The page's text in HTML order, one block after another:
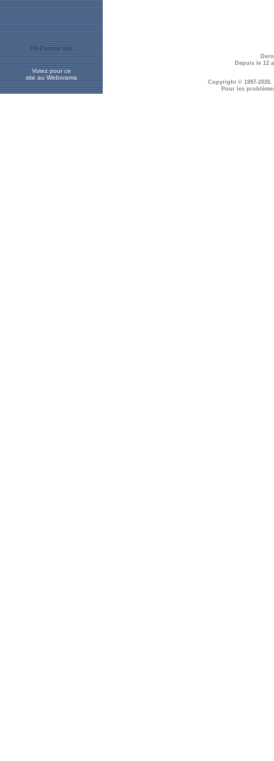
Votez pour ce
site au Weborama
Depuis le 12
Copyright © 1997-2026.
Pour les